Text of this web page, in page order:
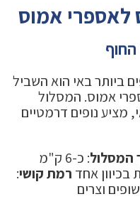
לאספרי אמוס
ביותר באי הוא השביל
אמוס. המסלול
מציע נופים דרמטיים
המסלול
: כ-6 ק"מ
רמת קושי:
וצרים